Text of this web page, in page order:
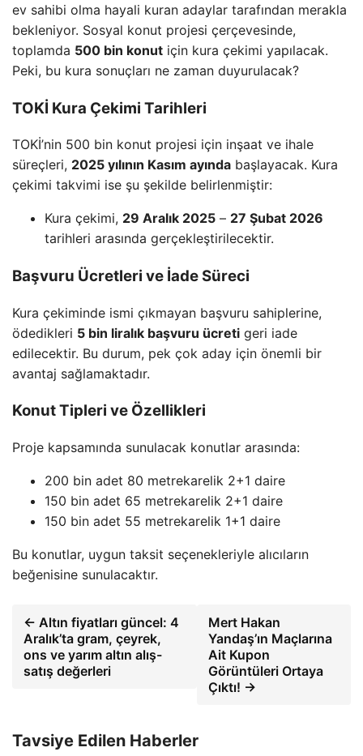
ev sahibi olma hayali kuran adaylar tarafından merakla
bekleniyor. Sosyal konut projesi çerçevesinde,
toplamda 500 bin konut için kura çekimi yapılacak.
Peki, bu kura sonuçları ne zaman duyurulacak?
TOKİ Kura Çekimi Tarihleri
TOKİ’nin 500 bin konut projesi için inşaat ve ihale
süreçleri, 2025 yılının Kasım ayında başlayacak. Kura
çekimi takvimi ise şu şekilde belirlenmiştir:
Kura çekimi, 29 Aralık 2025 – 27 Şubat 2026
tarihleri arasında gerçekleştirilecektir.
Başvuru Ücretleri ve İade Süreci
Kura çekiminde ismi çıkmayan başvuru sahiplerine,
ödedikleri 5 bin liralık başvuru ücreti geri iade
edilecektir. Bu durum, pek çok aday için önemli bir
avantaj sağlamaktadır.
Konut Tipleri ve Özellikleri
Proje kapsamında sunulacak konutlar arasında:
200 bin adet 80 metrekarelik 2+1 daire
150 bin adet 65 metrekarelik 2+1 daire
150 bin adet 55 metrekarelik 1+1 daire
Bu konutlar, uygun taksit seçenekleriyle alıcıların
beğenisine sunulacaktır.
← Altın fiyatları güncel: 4
Aralık’ta gram, çeyrek,
ons ve yarım altın alış-
satış değerleri
Mert Hakan
Yandaş’ın Maçlarına
Ait Kupon
Görüntüleri Ortaya
Çıktı! →
Tavsiye Edilen Haberler